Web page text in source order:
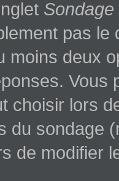
Sondage
pas
moins deux
Vous
choisir lors
du sondage
de modifier